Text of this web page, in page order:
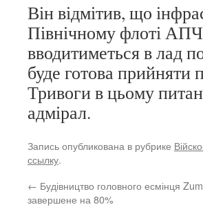
Він відмітив, що
Північному флоті
вводитиметься в лад
буде готова прийняти
Тривоги в цьому
адмірал.
Запись опубликована в рубрике
ссылку.
← Будівництво головного есмінця
завершене на 80%